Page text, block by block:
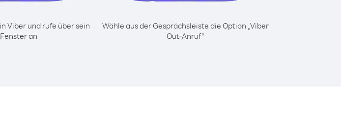
Viber und rufe über sein
an
Wähle aus der Gesprächsleiste die Option „Viber
Out-Anruf“